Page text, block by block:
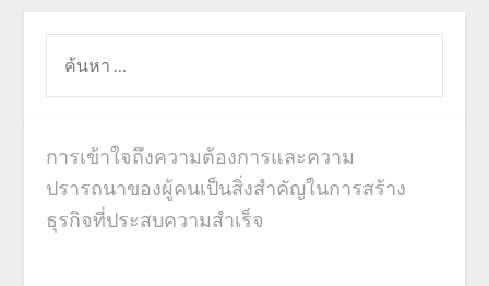
สำหรับ:
การเข้าใจถึงความต้องการและความ
ปรารถนาของผู้คนเป็นสิ่งสำคัญในการสร้าง
ธุรกิจที่ประสบความสำเร็จ